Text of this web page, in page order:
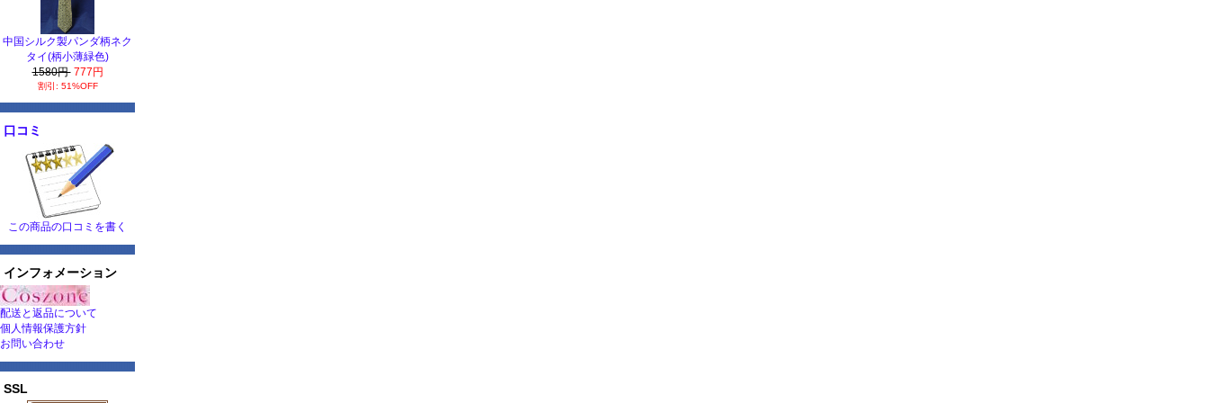
中国シルク製パンダ柄ネク
タイ(柄小薄緑色)
1580円 777円
割引: 51%OFF
口コミ
この商品の口コミを書く
インフォメーション
配送と返品について
個人情報保護方針
お問い合わせ
SSL